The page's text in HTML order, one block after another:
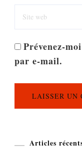
Prévenez-
par e-mail.
Articles